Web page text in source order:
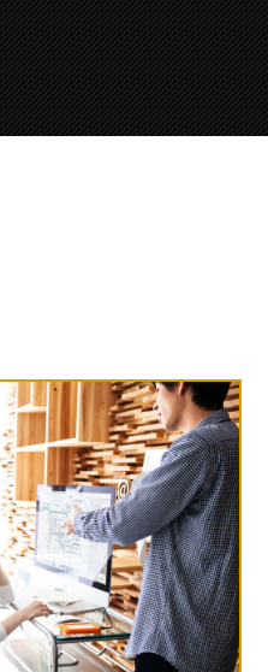
知らせ
つながる×メディア